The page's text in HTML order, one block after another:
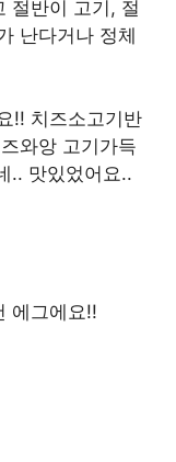
절반이 고기, 절
난다거나 정체
!! 치즈소고기반
와앙 고기가득
.. 맛있었어요..
에그에요!!